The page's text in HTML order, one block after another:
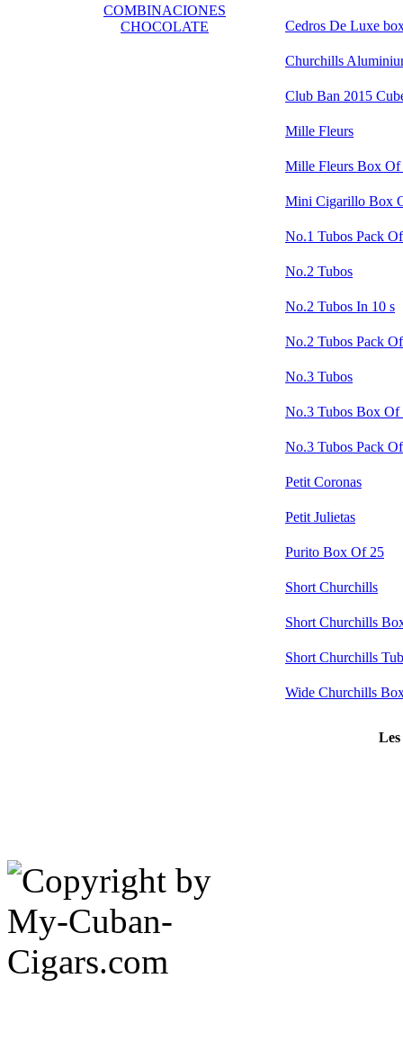
COMBINACIONES
CHOCOLATE
Cedros De Luxe
Churchills
Club Ban 2015
Mille Fleurs
Mille Fleurs Box Of
Mini Cigarillo Box
No.1 Tubos Pack
No.2 Tubos
No.2 Tubos In 10 s
No.2 Tubos Pack
No.3 Tubos
No.3 Tubos Box Of
No.3 Tubos Pack
Petit Coronas
Petit Julietas
Purito Box Of 25
Short Churchills
Short Churchills
Short Churchills
Wide Churchills